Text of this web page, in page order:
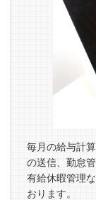
毎月の給与計
の送信、勤怠
有給休暇管理
おります。